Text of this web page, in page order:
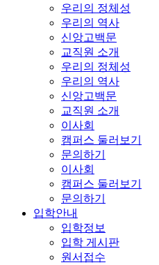
우리의 정체성
우리의 역사
신앙고백문
교직원 소개
우리의 정체성
우리의 역사
신앙고백문
교직원 소개
이사회
캠퍼스 둘러보기
문의하기
이사회
캠퍼스 둘러보기
문의하기
입학안내
입학정보
입학 게시판
원서접수